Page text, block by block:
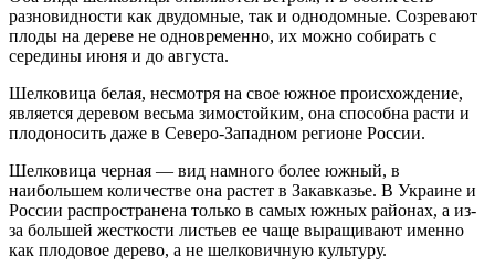
разновидности как двудомные, так и однодомные. Созревают
плоды на дереве не одновременно, их можно собирать с
середины июня и до августа.
Шелковица белая, несмотря на свое южное происхождение,
является деревом весьма зимостойким, она способна расти и
плодоносить даже в Северо-Западном регионе России.
Шелковица черная — вид намного более южный, в
наибольшем количестве она растет в Закавказье. В Украине и
России распространена только в самых южных районах, а из-
за большей жесткости листьев ее чаще выращивают именно
как плодовое дерево, а не шелковичную культуру.